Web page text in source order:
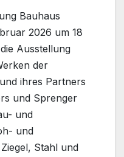
Bauhaus
2026 um 18
Ausstellung
der
ihres Partners
und Sprenger
und
und
Stahl und